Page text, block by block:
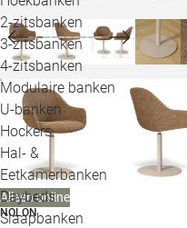
2-zitsbanken
3-zitsbanken
4-zitsbanken
Modulaire banken
U-banken
Hockers
Hal- &
Eetkamerbanken
Daybeds
Slaapbanken
Alleen online
NOLON